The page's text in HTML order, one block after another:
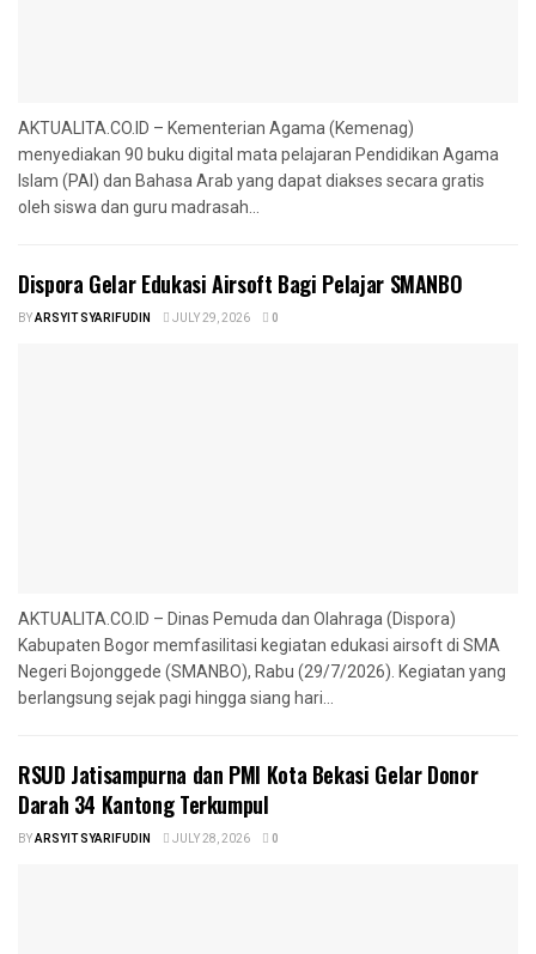
AKTUALITA.CO.ID – Kementerian Agama (Kemenag)
menyediakan 90 buku digital mata pelajaran Pendidikan Agama
Islam (PAI) dan Bahasa Arab yang dapat diakses secara gratis
oleh siswa dan guru madrasah...
‎Dispora Gelar Edukasi Airsoft Bagi Pelajar SMANBO
BYARSYIT SYARIFUDIN JULY 29, 2026 0
AKTUALITA.CO.ID – Dinas Pemuda dan Olahraga (Dispora)
Kabupaten Bogor memfasilitasi kegiatan edukasi airsoft di SMA
Negeri Bojonggede (SMANBO), Rabu (29/7/2026). Kegiatan yang
berlangsung sejak pagi hingga siang hari...
RSUD Jatisampurna dan PMI Kota Bekasi Gelar Donor
Darah 34 Kantong Terkumpul
BYARSYIT SYARIFUDIN JULY 28, 2026 0